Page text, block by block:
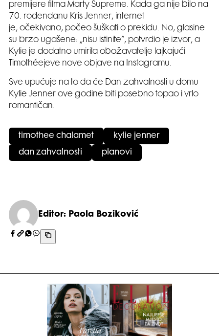
premijere filma Marty Supreme. Kada ga nije bilo na
70. rođendanu Kris Jenner, internet
je, očekivano, počeo šuškati o prekidu. No, glasine
su brzo ugašene: „nisu istinite“, potvrdio je izvor, a
Kylie je dodatno umirila obožavatelje lajkajući
Timothéejeve nove objave na Instagramu.
Sve upućuje na to da će Dan zahvalnosti u domu
Kylie Jenner ove godine biti posebno topao i vrlo
romantičan.
timothee chalamet kylie jenner
dan zahvalnosti planovi
Editor: Paola Boziković